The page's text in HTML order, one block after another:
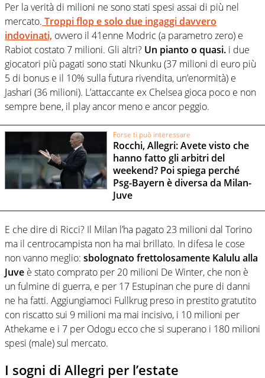
Per la verità di milioni ne sono stati spesi assai di più nel
mercato. Troppi flop e solo due ingaggi davvero
indovinati, ovvero il 41enne Modric (a parametro zero) e
Rabiot costato 7 milioni. Gli altri? Un pianto o quasi. i due
giocatori più pagati sono stati Nkunku (37 milioni di euro più
5 di bonus e il 10% sulla futura rivendita, un’enormità) e
Jashari (36 milioni). L’attaccante ex Chelsea gioca poco e non
sempre bene, il play ancor meno e ancor peggio.
Forse ti può interessare
Rocchi, Allegri: Avete visto che
hanno fatto gli arbitri del
weekend? Poi spiega perché
Psg-Bayern è diversa da Milan-
Juve
E che dire di Ricci? Il Milan l’ha pagato 23 milioni dal Torino
ma il centrocampista non ha mai brillato. In difesa le cose
non vanno meglio: sbolognato frettolosamente Kalulu alla
Juve è stato comprato per 20 milioni De Winter, che non è
un fulmine di guerra, e per 17 Estupinan che pure di danni
ne ha fatti. Aggiungiamoci Fullkrug preso in prestito gratutito
con riscatto sui 9 milioni ma mai incisivo, i 10 milioni per
Athekame e i 7 per Odogu ecco che si superano i 180 milioni
spesi (male) sul mercato.
I sogni di Allegri per l’estate